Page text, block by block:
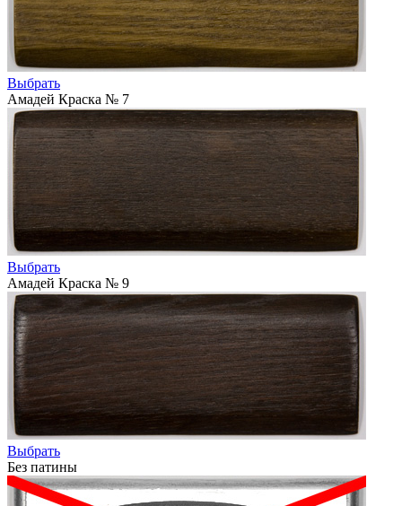
Выбрать
Амадей Краска № 7
Выбрать
Амадей Краска № 9
Выбрать
Без патины